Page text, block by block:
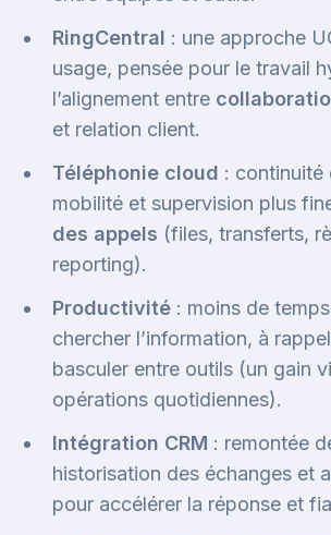
RingCentral : une approche
usage, pensée pour le travail
l’alignement entre
et relation client.
Téléphonie cloud : continuité
mobilité et supervision plus
des appels (files, transferts,
reporting).
Productivité : moins de
chercher l’information, à
basculer entre outils (un gain
opérations quotidiennes).
Intégration CRM : remontée
historisation des échanges et
pour accélérer la réponse et